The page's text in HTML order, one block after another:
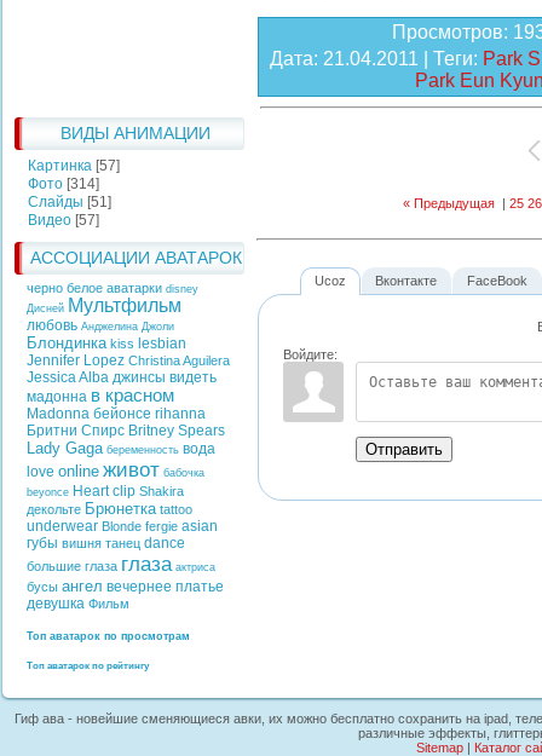
ВИДЫ АНИМАЦИИ
Картинка [57]
Фото [314]
Слайды [51]
Видео [57]
АССОЦИАЦИИ АВАТАРОК
черно белое аватарки disney
Дисней Мультфильм
любовь Анджелина Джоли
Блондинка kiss lesbian
Jennifer Lopez Christina Aguilera
Jessica Alba джинсы видеть
мадонна в красном
Madonna бейонсе rihanna
Бритни Спирс Britney Spears
Lady Gaga беременность вода
love online живот бабочка
beyonce Heart clip Shakira
декольте Брюнетка tattoo
underwear Blonde fergie asian
губы вишня танец dance
большие глаза глаза актриса
бусы ангел вечернее платье
девушка Фильм
Топ аватарок по просмотрам
Топ аватарок по рейтингу
Просмотров:
Дата: 21.04.2011 | Теги: Park
Park Eun
« Предыдущая | 25 26
Ucoz
Войдите:
Отправить
Вконтакте FaceBook
Гиф ава - новейшие сменяющиеся авки, их можно бесплатно сохранить на ipad,
различные эффекты,
Sitemap| Каталог